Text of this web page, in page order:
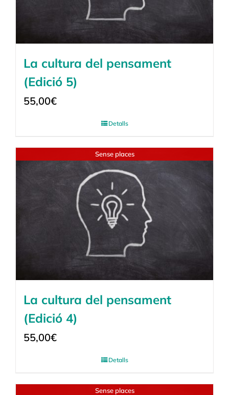
La cultura del pensament
(Edició 5)
55,00€
Detalls
Sense places
La cultura del pensament
(Edició 4)
55,00€
Detalls
Sense places